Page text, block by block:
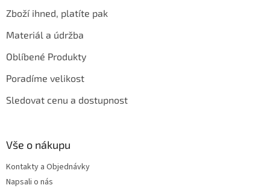
Zboží ihned, platíte pak
Materiál a údržba
Oblíbené Produkty
Poradíme velikost
Sledovat cenu a dostupnost
Vše o nákupu
Kontakty a Objednávky
Napsali o nás